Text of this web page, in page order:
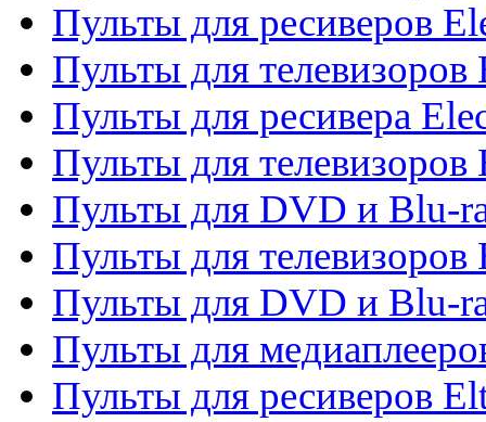
Пульты для ресиверов
Пульты для телевизоров
Пульты для ресивера
Пульты для телевизоров
Пульты для DVD и Blu-
Пульты для телевизоров
Пульты для DVD и Blu-
Пульты для
Пульты для ресиверов